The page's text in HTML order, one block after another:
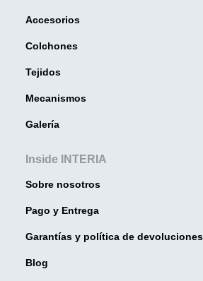
Accesorios
Colchones
Tejidos
Mecanismos
Galería
Inside INTERIA
Sobre nosotros
Pago y Entrega
Garantías y política de devoluciones
Blog